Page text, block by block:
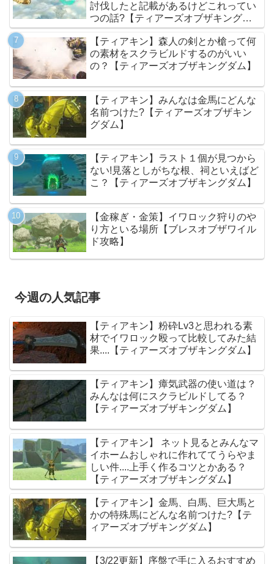
討伐したと記載があるけどこれってい
つの話?【ティアーズオブザキングダ
ム】
【ティアキン】森人の剣とか槍って何
の素材をスクラビルドするのがいい
の？【ティアーズオブザキングダム】
【ティアキン】みんなは金馬にどんな
名前つけた?【ティアーズオブザキン
グダム】
【ティアキン】ラスト１個が見つから
ない!見落としがちな根、祠といえばど
こ？【ティアーズオブザキングダム】
【金稼ぎ・金策】イワロック狩りのや
り方といる場所【ブレスオブザワイル
ド攻略】
今週の人気記事
【ティアキン】粉砕Lv3と思われる素
材でイワロック殴って比較してみた結
果....【ティアーズオブザキングダム】
【ティアキン】瘴気武器の使い道は？
みんなは何にスクラビルドしてる？
【ティアーズオブザキングダム】
【ティアキン】 ネット見るとみんなマ
イホームおしゃれに作れててうらやま
しい件....上手く作るコツとかある？
【ティアーズオブザキングダム】
【ティアキン】金馬、白馬、巨大馬と
かの特殊馬にどんな名前つけた?【テ
ィアーズオブザキングダム】
【3/22更新】序盤で手に入るおすすめ